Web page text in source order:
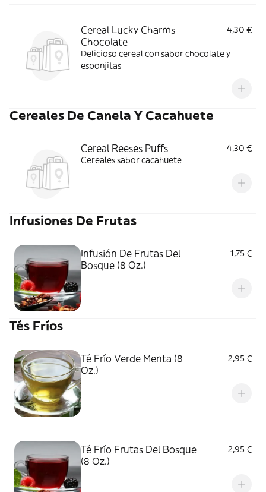
Cereal Lucky Charms
Chocolate
4,30 €
Delicioso cereal con sabor chocolate y
esponjitas
Cereales De Canela Y Cacahuete
Cereal Reeses Puffs
4,30 €
Cereales sabor cacahuete
Infusiones De Frutas
Infusión De Frutas Del
Bosque (8 Oz.)
1,75 €
Tés Fríos
Té Frío Verde Menta (8
Oz.)
2,95 €
Té Frío Frutas Del Bosque
(8 Oz.)
2,95 €